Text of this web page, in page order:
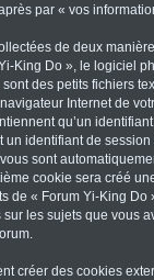
par « vos
de deux
King Do », le logiciel
des petits fichiers
Internet de
qu’un
un identifiant de
sont
cookie sera créé
de « Forum Yi-King Do
les sujets que vous
créer des cookies